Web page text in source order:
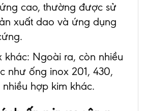
cao, thường được sử
xuất dao và ứng dụng
khác: Ngoài ra, còn nhiều
như ống inox 201, 430,
nhiều hợp kim khác.